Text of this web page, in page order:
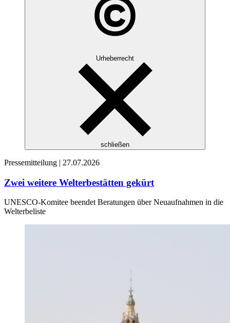
Urheberrecht
schließen
Pressemitteilung | 27.07.2026
Zwei weitere Welterbestätten gekürt
UNESCO-Komitee beendet Beratungen über Neuaufnahmen in die
Welterbeliste